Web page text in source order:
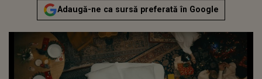
Adaugă-ne ca sursă preferată în Google